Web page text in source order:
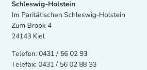
Schleswig-Holstein
Im Paritätischen Schleswig-Holstein
Zum Brook 4
24143 Kiel
Telefon: 0431 / 56 02 93
Telefax: 0431 / 56 02 88 33